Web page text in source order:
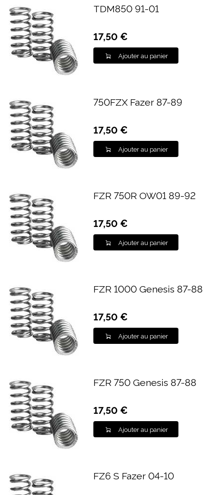
TDM850 91-01
17,50 €
Ajouter au panier
750FZX Fazer 87-89
17,50 €
Ajouter au panier
FZR 750R OW01 89-92
17,50 €
Ajouter au panier
FZR 1000 Genesis 87-88
17,50 €
Ajouter au panier
FZR 750 Genesis 87-88
17,50 €
Ajouter au panier
FZ6 S Fazer 04-10